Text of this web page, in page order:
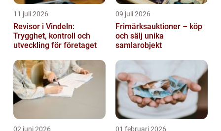
11 juli 2026
Revisor i Vindeln:
Trygghet, kontroll och
utveckling för företaget
09 juli 2026
Frimärksauktioner – köp
och sälj unika
samlarobjekt
02 juni 2026 01 februari 2026